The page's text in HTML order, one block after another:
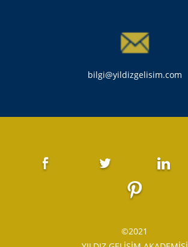
bilgi@yildizgelisim.com
©2021